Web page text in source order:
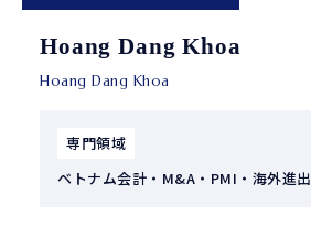
Hoang Dang Khoa
Hoang Dang Khoa
専門領域
ベトナム会計・M&A・PMI・海外進出